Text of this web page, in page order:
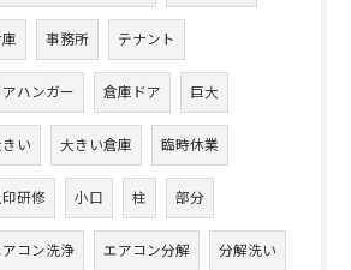
事務所 テナント
アハンガー 倉庫ドア 巨大
い 大きい倉庫 臨時休業
研修 小口 柱 部分
コン洗浄 エアコン分解 分解洗い